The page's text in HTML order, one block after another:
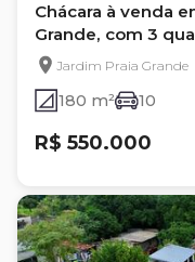
Chácara à venda
Grande, com 3
Jardim Praia Grande
180 m² 10
R$ 550.000